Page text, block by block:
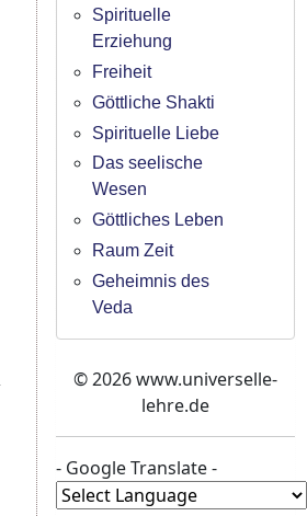
Spirituelle
Erziehung
Freiheit
Göttliche Shakti
Spirituelle Liebe
Das seelische
Wesen
Göttliches Leben
Raum Zeit
Geheimnis des
Veda
© 2026 www.universelle-
lehre.de
- Google Translate -